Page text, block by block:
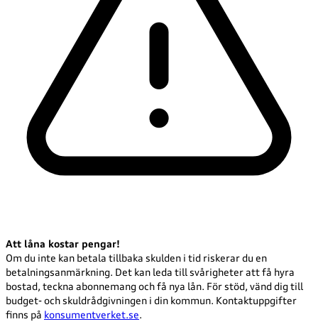
Att låna kostar pengar!
Om du inte kan betala tillbaka skulden i tid riskerar du en
betalningsanmärkning. Det kan leda till svårigheter att få hyra
bostad, teckna abonnemang och få nya lån. För stöd, vänd dig till
budget- och skuldrådgivningen i din kommun. Kontaktuppgifter
finns på konsumentverket.se.